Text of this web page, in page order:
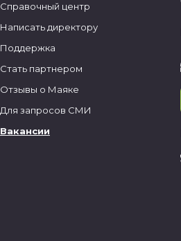
Справочный центр
Написать директору
Поддержка
Стать партнером
Отзывы о Маяке
Для запросов СМИ
Вакансии